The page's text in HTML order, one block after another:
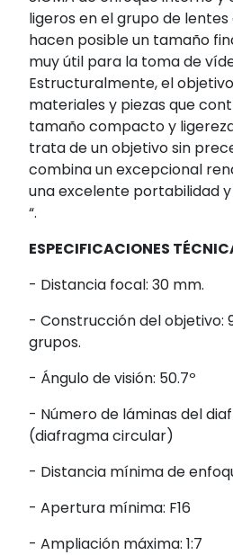
ligeros en el grupo de lentes
hacen posible un tamaño
muy útil para la toma de
Estructuralmente, el
materiales y piezas que
tamaño compacto y
trata de un objetivo sin
combina un excepcional
una excelente portabilidad
“.
ESPECIFICACIONES
- Distancia focal: 30 mm.
- Construcción del objetivo:
grupos.
- Ángulo de visión: 50.7º
- Número de láminas del
(diafragma circular)
- Distancia mínima de
- Apertura mínima: F16
- Ampliación máxima: 1:7